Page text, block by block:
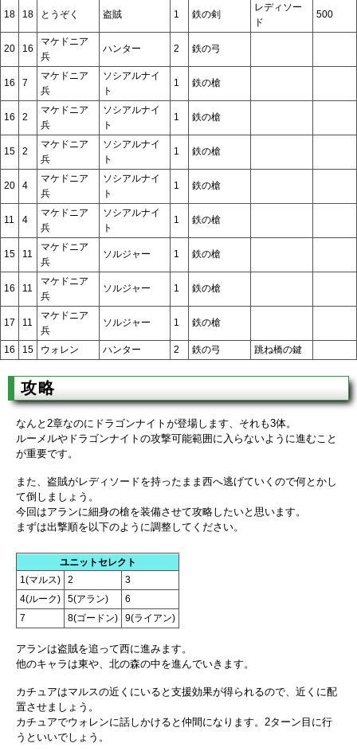
18 18 とうぞく 盗賊 1 鉄の剣
レディソー
ド
500
20 16
マケドニア
兵
ハンター 2 鉄の弓
16 7
マケドニア
兵
ソシアルナイ
ト
1 鉄の槍
16 2
マケドニア
兵
ソシアルナイ
ト
1 鉄の槍
15 2
マケドニア
兵
ソシアルナイ
ト
1 鉄の槍
20 4
マケドニア
兵
ソシアルナイ
ト
1 鉄の槍
11 4
マケドニア
兵
ソシアルナイ
ト
1 鉄の槍
15 11
マケドニア
兵
ソルジャー 1 鉄の槍
16 11
マケドニア
兵
ソルジャー 1 鉄の槍
17 11
マケドニア
兵
ソルジャー 1 鉄の槍
16 15 ウォレン ハンター 2 鉄の弓 跳ね橋の鍵
攻略
なんと2章なのにドラゴンナイトが登場します、それも3体。
ルーメルやドラゴンナイトの攻撃可能範囲に入らないように進むこと
が重要です。
また、盗賊がレディソードを持ったまま西へ逃げていくので何とかし
て倒しましょう。
今回はアランに細身の槍を装備させて攻略したいと思います。
まずは出撃順を以下のように調整してください。
ユニットセレクト
1(マルス)
2
3
4(ルーク)
5(アラン)
6
7
8(ゴードン) 9(ライアン)
アランは盗賊を追って西に進みます。
他のキャラは東や、北の森の中を進んでいきます。
カチュアはマルスの近くにいると支援効果が得られるので、近くに配
置させましょう。
カチュアでウォレンに話しかけると仲間になります。2ターン目に行
うといいでしょう。